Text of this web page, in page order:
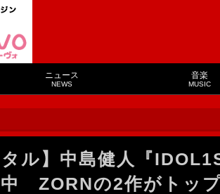
ニュース
NEWS
音楽
MUSIC
タル】中島健人『
ZORNの2作がトッ